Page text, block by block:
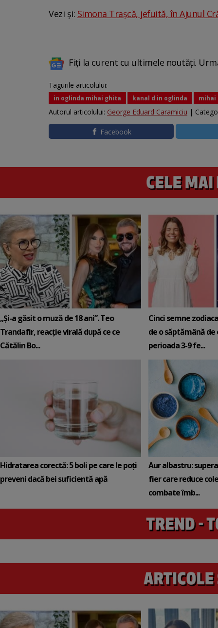
Vezi și: Simona Trașcă, jefuită, în Ajunul
Fiți la curent cu ultimele noutăți.
Tagurile articolului:
in oglinda mihai ghita kanal d in oglinda mihai
Autorul articolului: George Eduard Caramiciu |
Facebook
„Și-a găsit o muză de 18 ani”. Teo
Trandafir, reacție virală după ce ce
Cătălin Bo...
Cinci semne
de o săptămână de
perioada 3-9 fe...
Hidratarea corectă: 5 boli pe care le poți
preveni dacă bei suficientă apă
Aur albastru:
fier care reduce
combate îmb...